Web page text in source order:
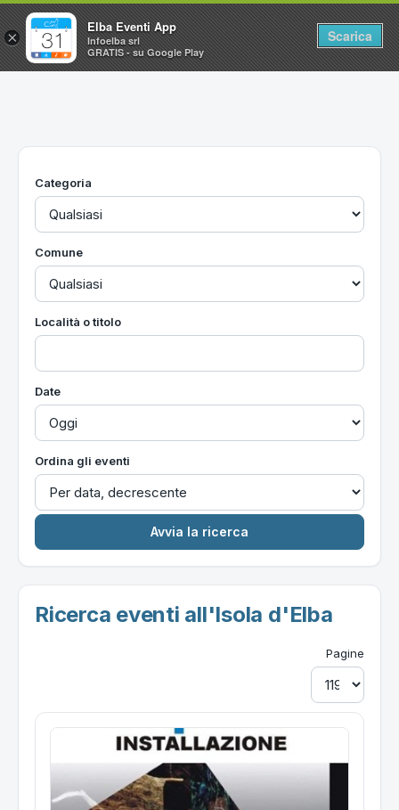
Home
Utilità
Categoria
Comune
Località o titolo
Date
Ordina gli eventi
Ricerca eventi all'Isola d'Elba
Pagine
×
Elba Eventi App
Infoelba srl
GRATIS - su Google Play
Scarica